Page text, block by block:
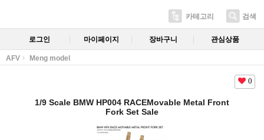
카테고리 검색
로그인 마이페이지 장바구니 관심상품
AFV Meng model
0
1/9 Scale BMW HP004 RACEMovable Metal Front
Fork Set Sale